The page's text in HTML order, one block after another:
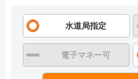
水道局指定
電子マネー可